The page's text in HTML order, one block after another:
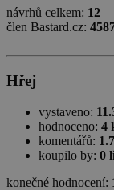
návrhů celkem: 12
člen Bastard.cz:
Hřej
vystaveno:
hodnoceno: 4
komentářů:
koupilo by: 0
konečné hodnocení: